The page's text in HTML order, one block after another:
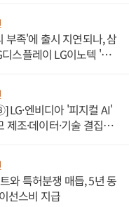
부족'에 출시 지연되나, 삼
스플레이 LG이노텍 '탈
LG·엔비디아 '피지컬 AI'
조·데이터·기술 결집
와 특허분쟁 매듭, 5년 동
선스비 지급